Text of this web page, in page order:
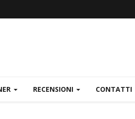
RECENSIONI CONTATTI